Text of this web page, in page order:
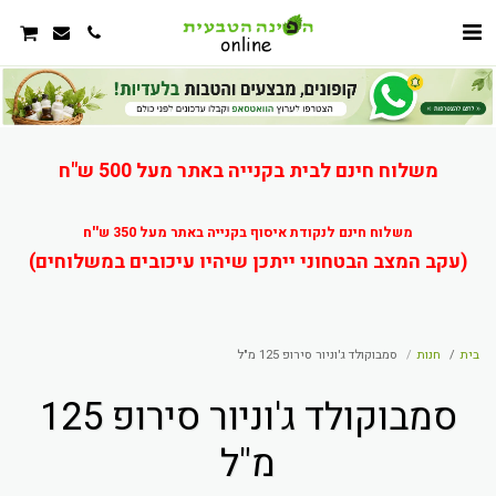
משלוח חינם לבית בקנייה באתר מעל 500 ש"ח
משלוח חינם לנקודת איסוף בקנייה באתר מעל 350 ש''ח
(עקב המצב הבטחוני ייתכן שיהיו עיכובים במשלוחים)
בית חנות סמבוקולד ג'וניור סירופ 125 מ"ל
סמבוקולד ג'וניור סירופ 125
מ"ל